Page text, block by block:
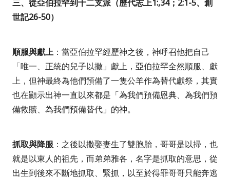
三、從亞伯拉罕到十二支派（歷代志上1:,34； 2:1-5、創
世記26-50）
順服與獻上 ：當亞伯拉罕經歷神之後，神呼召他把自己
「唯一、正統的兒子以撒」獻上，亞伯拉罕全然順服、獻
上，但神最終為他們預備了一隻公羊作為替代獻祭，其實
也在顯示出神一直以來都是「為我們預備恩典、為我們預
備救贖、為我們預備替代」的神。
抓取與降服 ：之後以撒娶妻生了雙胞胎，哥哥是以掃，也
就是以東人的祖先，而弟弟雅各，名字是抓取的意思，從
出生到後來不斷地抓取、緊抓，以至於得罪哥哥只能奔逃